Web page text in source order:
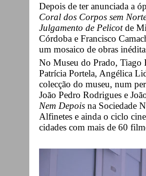
Depois de ter anunciada a
Coral dos Corpos sem
Julgamento de Pelicotde
Córdoba e Francisco
um mosaico de obras
No Museu do Prado, Tiago
Patrícia Portela, Angélica
colecção do museu, num
João Pedro Rodrigues e
Nem Depois na Sociedade
Alfinetes e ainda o ciclo
cidades com mais de 60